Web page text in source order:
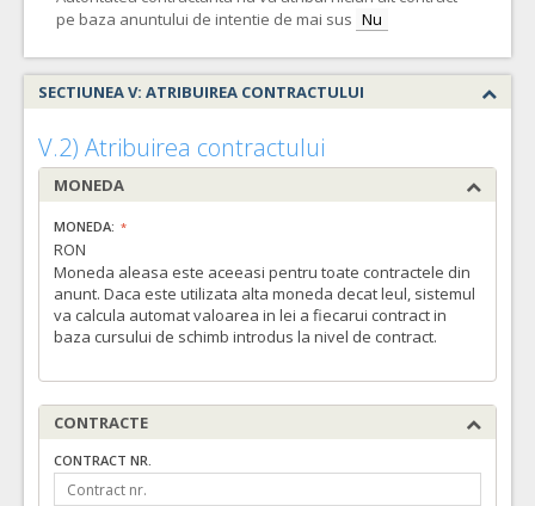
pe baza anuntului de intentie de mai sus Nu
SECTIUNEA V: ATRIBUIREA CONTRACTULUI
V.2) Atribuirea contractului
MONEDA
MONEDA:
RON
Moneda aleasa este aceeasi pentru toate contractele din
anunt. Daca este utilizata alta moneda decat leul, sistemul
va calcula automat valoarea in lei a fiecarui contract in
baza cursului de schimb introdus la nivel de contract.
CONTRACTE
CONTRACT NR.